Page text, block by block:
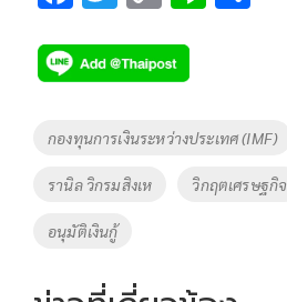
e
b
o
o
k
tt
er
p
y
Li
Tags
กองทุนการเงินระหว่างประเทศ (IMF)
รานิล วิกรมสิงเห วิกฤตเศรษฐกิจ
อนุมัติเงินกู้